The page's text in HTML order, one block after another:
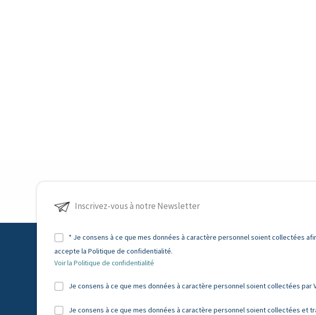
Inscrivez-vous à notre Newsletter
* Je consens à ce que mes données à caractère personnel soient collectées
accepte la Politique de confidentialité.
Voir la Politique de confidentialité
Je consens à ce que mes données à caractère personnel soient collectées
Je consens à ce que mes données à caractère personnel soient collectées et